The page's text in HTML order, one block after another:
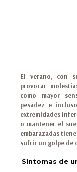
El verano, con
provocar
como mayor
pesadez e
extremidades
o mantener el
embarazadas
sufrir un golpe de
Síntomas de